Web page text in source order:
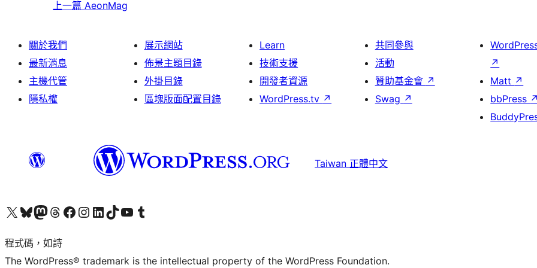
上一篇 AeonMag
關於我們
最新消息
主機代管
隱私權
展示網站
佈景主題目錄
外掛目錄
區塊版面配置目錄
Learn
技術支援
開發者資源
WordPress.tv ↗
共同參與
活動
贊助基金會 ↗
Swag ↗
↗
Matt ↗
bbPress ↗
Taiwan 正體中文
查看我們的 X (之前的 Twitter) 帳號造訪我們的 Bluesky 帳號造訪我們的 Mastodon 帳號造訪我們的 Threads 帳號 造訪我們的 Facebook 粉絲專頁Visit our Instagram account
Visit our LinkedIn account
造訪我們的 TikTok 帳號Visit our YouTube channel
造訪我們的 Tumblr 帳號
程式碼，如詩
The WordPress® trademark is the intellectual property of the WordPress Foundation.